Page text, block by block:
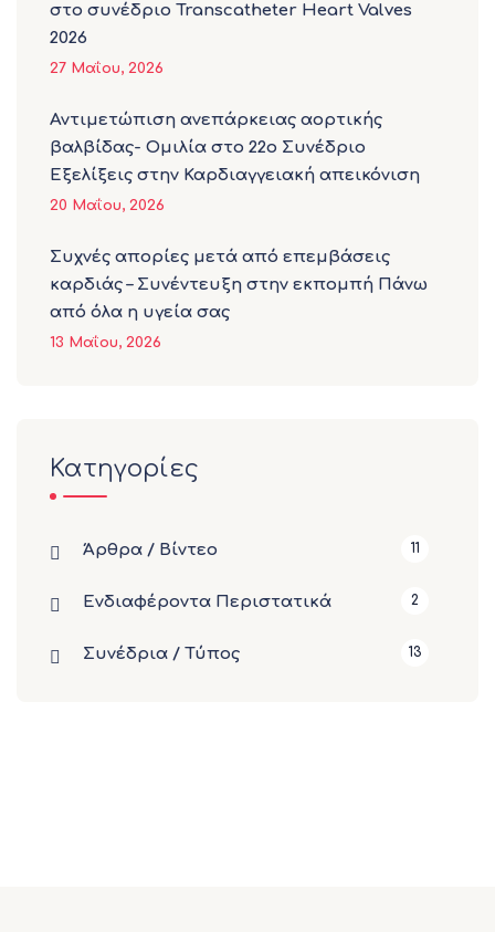
στο συνέδριο Transcatheter Heart Valves
2026
27 Μαΐου, 2026
Αντιμετώπιση ανεπάρκειας αορτικής
βαλβίδας- Ομιλία στο 22ο Συνέδριο
Εξελίξεις στην Καρδιαγγειακή απεικόνιση
20 Μαΐου, 2026
Συχνές απορίες μετά από επεμβάσεις
καρδιάς – Συνέντευξη στην εκπομπή Πάνω
από όλα η υγεία σας
13 Μαΐου, 2026
Κατηγορίες
Άρθρα / Βίντεο 11
Ενδιαφέροντα Περιστατικά 2
Συνέδρια / Τύπος 13